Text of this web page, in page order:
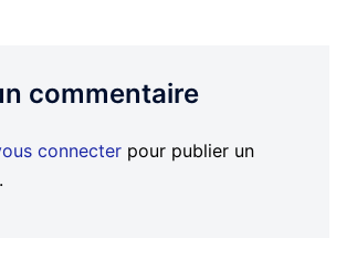
commentaire
connecter pour publier un